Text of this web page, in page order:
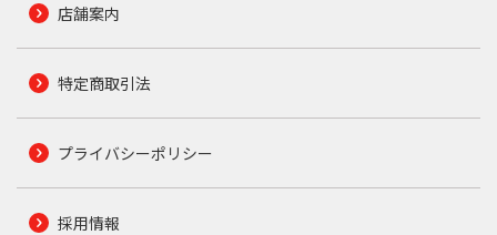
店舗案内
特定商取引法
プライバシーポリシー
採用情報